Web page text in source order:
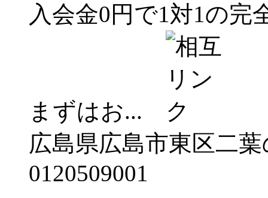
入会金0円で1対1の完
まずはお...
広島県広島市東区二
0120509001